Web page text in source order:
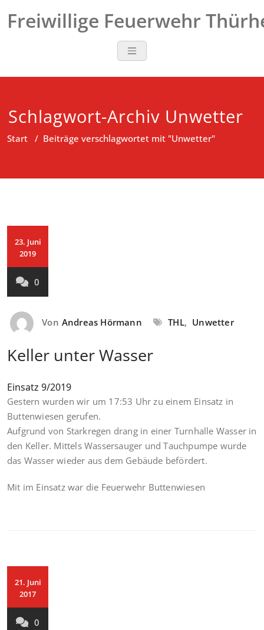
Inhalt
Freiwillige Feuerwehr
Schlagwort-Archiv Unwetter
Start / Beiträge verschlagwortet mit "Unwetter"
23. Juni
2019
0
Von Andreas Hörmann THL, Unwetter
Keller unter Wasser
Einsatz 9/2019
Gestern wurden wir um 17:53 Uhr zu einem Einsatz in
Buttenwiesen gerufen.
Aufgrund von Starkregen drang in einer Turnhalle Wasser in
den Keller. Mittels Wassersauger und Tauchpumpe wurde
das Wasser wieder aus dem Gebäude befördert.
Mit im Einsatz war die Feuerwehr Buttenwiesen
21. Juni
2017
0